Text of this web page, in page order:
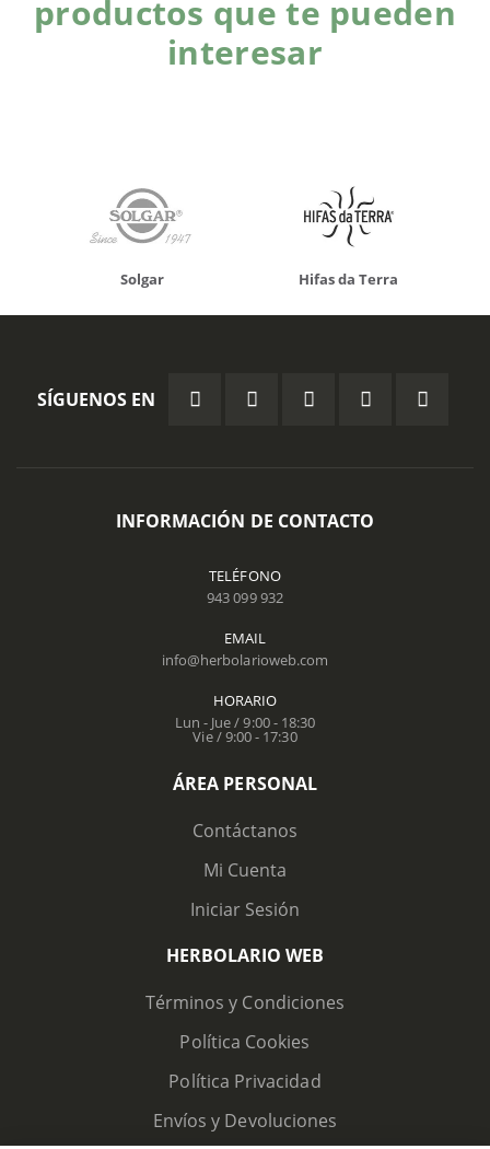
productos que te pueden
interesar
Solgar Hifas da Terra
SÍGUENOS EN
INFORMACIÓN DE CONTACTO
TELÉFONO
943 099 932
EMAIL
info@herbolarioweb.com
HORARIO
Lun - Jue / 9:00 - 18:30
Vie / 9:00 - 17:30
ÁREA PERSONAL
Contáctanos
Mi Cuenta
Iniciar Sesión
HERBOLARIO WEB
Términos y Condiciones
Política Cookies
Política Privacidad
Envíos y Devoluciones